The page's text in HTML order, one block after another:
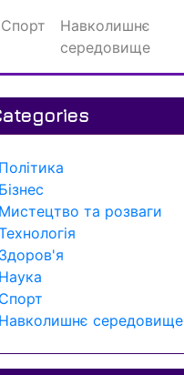
Спорт
Навколишнє
середовище
Політика
Бізнес
Мистецтво та розваги
Здоров'я
Наука
Спорт
Навколишнє середовище